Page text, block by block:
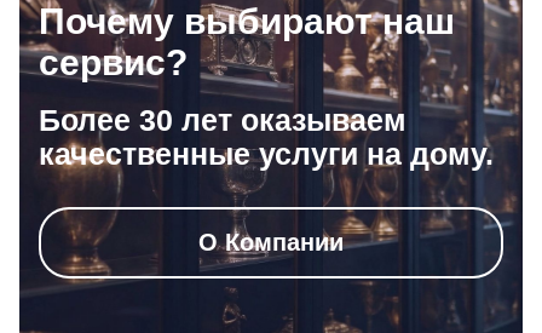
Почему выбирают наш
сервис?
Более 30 лет оказываем
качественные услуги на дому.
О Компании